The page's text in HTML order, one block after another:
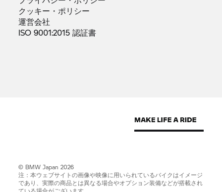
クッキー・ポリシー
運営会社
ISO 9001:2015認証書
© BMW Japan 2026
注：本ウェブサイトの画像や映像に用いられているバイクはイメージ
であり、実際の商品とは異なる場合やオプション装備などが搭載され